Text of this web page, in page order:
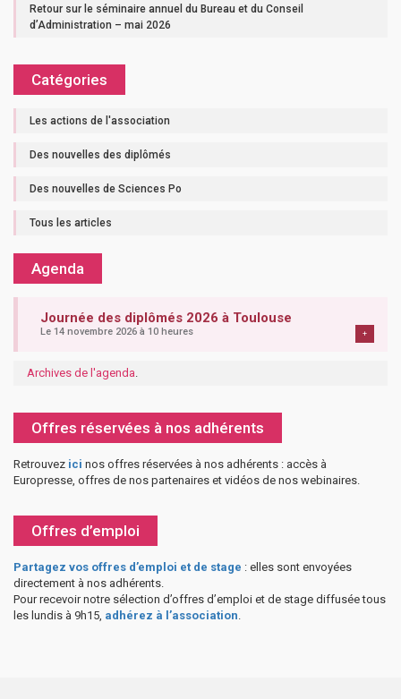
Retour sur le séminaire annuel du Bureau et du Conseil
d’Administration – mai 2026
Catégories
Les actions de l'association
Des nouvelles des diplômés
Des nouvelles de Sciences Po
Tous les articles
Agenda
Journée des diplômés 2026 à Toulouse
Le 14 novembre 2026 à 10 heures +
Archives de l'agenda.
Offres réservées à nos adhérents
Retrouvez ici nos offres réservées à nos adhérents : accès à
Europresse, offres de nos partenaires et vidéos de nos webinaires.
Offres d’emploi
Partagez vos offres d’emploi et de stage : elles sont envoyées
directement à nos adhérents.
Pour recevoir notre sélection d’offres d’emploi et de stage diffusée tous
les lundis à 9h15, adhérez à l’association.